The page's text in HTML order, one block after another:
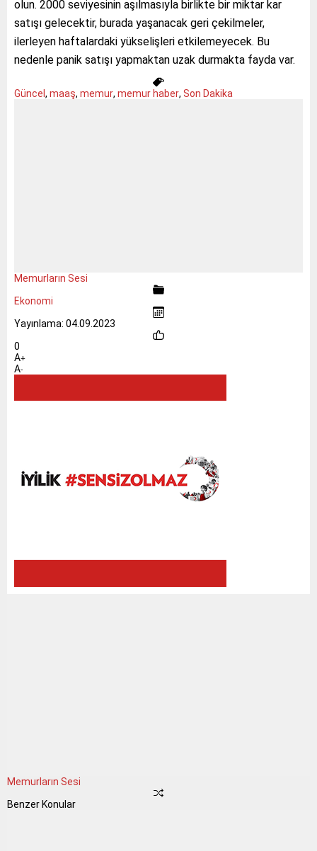
olun. 2000 seviyesinin aşılmasıyla birlikte bir miktar kar
satışı gelecektir, burada yaşanacak geri çekilmeler,
ilerleyen haftalardaki yükselişleri etkilemeyecek. Bu
nedenle panik satışı yapmaktan uzak durmakta fayda var.
Güncel, maaş, memur, memur haber, Son Dakika
Memurların Sesi
Ekonomi
Yayınlama: 04.09.2023
0
A+
A-
Memurların Sesi
Benzer Konular